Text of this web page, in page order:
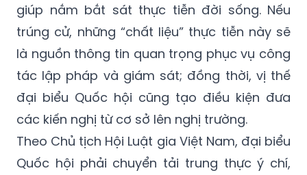
giúp nắm bắt sát thực tiễn đời sống. Nếu
trúng cử, những “chất liệu” thực tiễn này sẽ
là nguồn thông tin quan trọng phục vụ công
tác lập pháp và giám sát; đồng thời, vị thế
đại biểu Quốc hội cũng tạo điều kiện đưa
các kiến nghị từ cơ sở lên nghị trường.
Theo Chủ tịch Hội Luật gia Việt Nam, đại biểu
Quốc hội phải chuyển tải trung thực ý chí,